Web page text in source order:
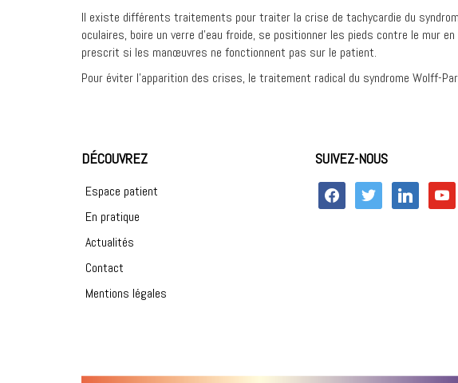
Il existe différents traitements pour traiter la crise de tachycardie du
oculaires, boire un verre d’eau froide, se positionner les pieds contre le mur
prescrit si les manœuvres ne fonctionnent pas sur le patient.
Pour éviter l’apparition des crises, le traitement radical du syndrome Wolff-
DÉCOUVREZ
Espace patient
En pratique
Actualités
Contact
Mentions légales
SUIVEZ-NOUS
facebook twitter linkedin youtube